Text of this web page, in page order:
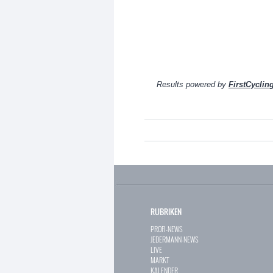
Results powered by
RUBRIKEN
PROFI-NEWS
JEDERMANN-NEWS
LIVE
MARKT
KALENDER